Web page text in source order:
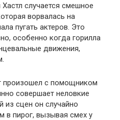
случается смешное
ворвалась на
пугать актеров. Это
особенно когда горилла
движения,
произошел с помощником
совершает неловкие
из сцен он случайно
в пирог, вызывая смех у